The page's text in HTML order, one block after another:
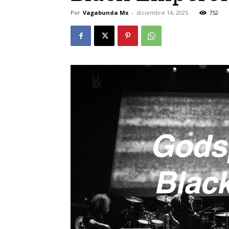
Por Vagabunda Mx - diciembre 14, 2025 752